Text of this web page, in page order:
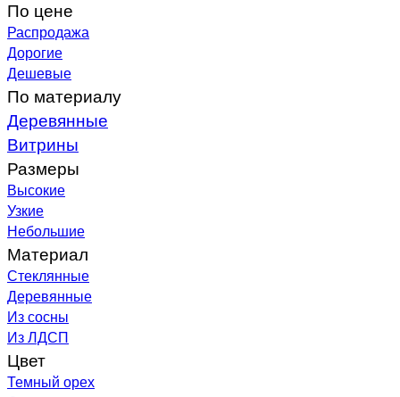
По цене
Распродажа
Дорогие
Дешевые
По материалу
Деревянные
Витрины
Размеры
Высокие
Узкие
Небольшие
Материал
Стеклянные
Деревянные
Из сосны
Из ЛДСП
Цвет
Темный орех